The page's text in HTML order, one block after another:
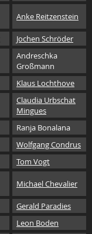
Anke Reitzenstein
Jochen Schröder
Andreschka
Großmann
Klaus Lochthove
Claudia Urbschat
Mingues
Ranja Bonalana
Wolfgang Condrus
Tom Vogt
Michael Chevalier
Gerald Paradies
Leon Boden